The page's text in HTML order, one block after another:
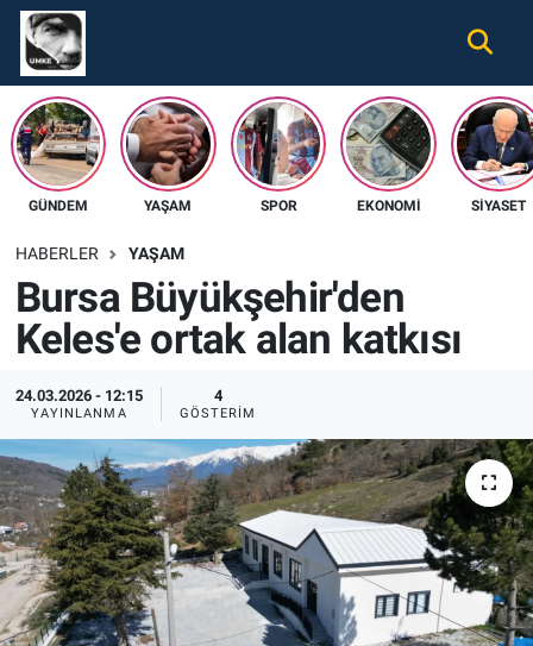
GÜNDEM YAŞAM SPOR EKONOMI SIYASET
HABERLER YAŞAM
Bursa Büyükşehir'den
Keles'e ortak alan katkısı
24.03.2026 - 12:15
YAYINLANMA
4
GÖSTERIM
Gündem
Ekonomi
Spor
Tüm Haberler
İletişim
Künye
Nöbetçi Eczaneler
Hava Durumu
Namaz Vakitleri
Süper Lig Puan Durumu ve Fikstür
Tüm Manşetler
Son Dakika Haberleri
Haber Arşivi